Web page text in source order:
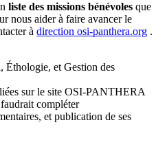
liste des missions bénévoles que
nous aider à faire avancer le
à direction osi-panthera.org .
et Gestion des
sur le site OSI-PANTHERA
compléter
et publication de ses